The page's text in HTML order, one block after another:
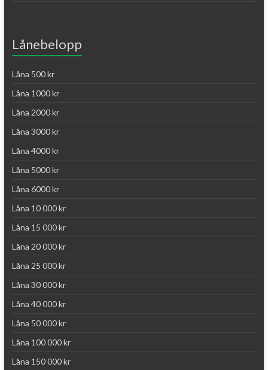
Lånebelopp
Låna 500 kr
Låna 1000 kr
Låna 2000 kr
Låna 3000 kr
Låna 4000 kr
Låna 5000 kr
Låna 6000 kr
Låna 10 000 kr
Låna 15 000 kr
Låna 20 000 kr
Låna 25 000 kr
Låna 30 000 kr
Låna 40 000 kr
Låna 50 000 kr
Låna 100 000 kr
Låna 150 000 kr